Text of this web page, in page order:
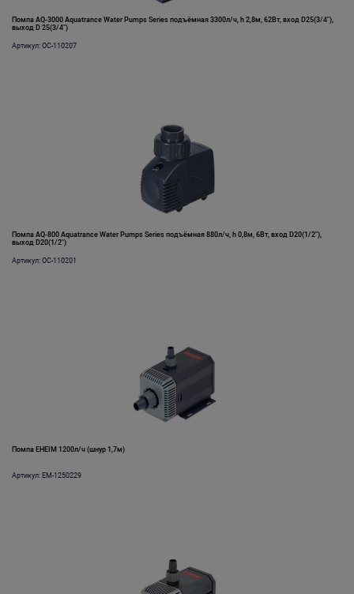
Помпа AQ-3000 Aquatrance Water Pumps Series подъёмная 3300л/ч, h 2,8м, 62Вт, вход D25(3/4"),
выход D 25(3/4")
Артикул: OC-110207
Помпа AQ-800 Aquatrance Water Pumps Series подъёмная 880л/ч, h 0,8м, 6Вт, вход D20(1/2"),
выход D20(1/2")
Артикул: OC-110201
Помпа EHEIM 1200л/ч (шнур 1,7м)
Артикул: EM-1250229